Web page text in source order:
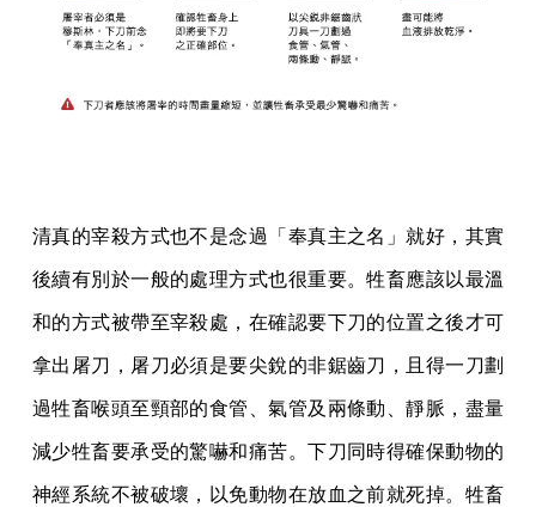
清真的宰殺方式也不是念過「奉真主之名」就好，其實
後續有別於一般的處理方式也很重要。牲畜應該以最溫
和的方式被帶至宰殺處，在確認要下刀的位置之後才可
拿出屠刀，屠刀必須是要尖銳的非鋸齒刀，且得一刀劃
過牲畜喉頭至頸部的食管、氣管及兩條動、靜脈，盡量
減少牲畜要承受的驚嚇和痛苦。下刀同時得確保動物的
神經系統不被破壞，以免動物在放血之前就死掉。牲畜